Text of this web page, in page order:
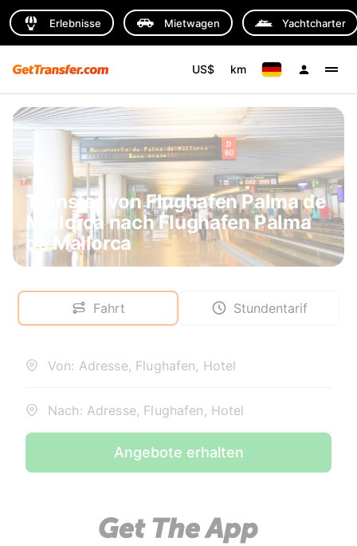
Erlebnisse Mietwagen Yachtcharter
US$ km
Transfer von Flughafen Palma de
Mallorca nach Flughafen Palma
de Mallorca
Fahrt Stundentarif
Von: Adresse, Flughafen, Hotel
Nach: Adresse, Flughafen, Hotel
Angebote erhalten